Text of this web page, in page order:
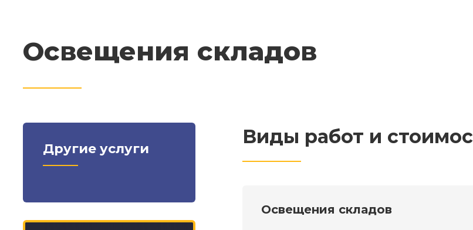
Освещения складов
Виды работ и
Освещения складов
Другие услуги